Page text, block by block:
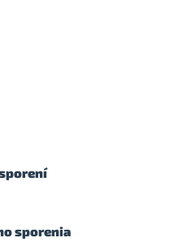
sporenia